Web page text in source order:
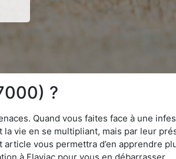
?
Quand vous faites face à une
vie en se multipliant, mais par leur
vous permettra d’en apprendre